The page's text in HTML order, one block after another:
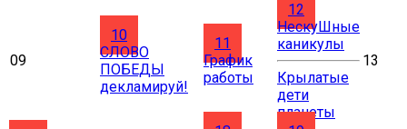
09
10
СЛОВО
ПОБЕДЫ
декламируй!
11
График
работы
12
НескуШные
каникулы
Крылатые
дети
планеты
13